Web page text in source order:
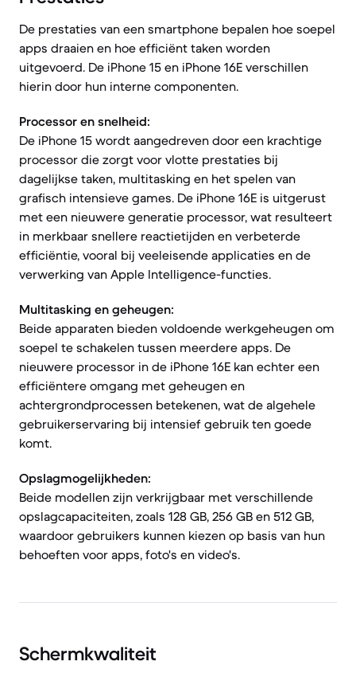
De prestaties van een smartphone bepalen hoe soepel
apps draaien en hoe efficiënt taken worden
uitgevoerd. De iPhone 15 en iPhone 16E verschillen
hierin door hun interne componenten.
Processor en snelheid:
De iPhone 15 wordt aangedreven door een krachtige
processor die zorgt voor vlotte prestaties bij
dagelijkse taken, multitasking en het spelen van
grafisch intensieve games. De iPhone 16E is uitgerust
met een nieuwere generatie processor, wat resulteert
in merkbaar snellere reactietijden en verbeterde
efficiëntie, vooral bij veeleisende applicaties en de
verwerking van Apple Intelligence-functies.
Multitasking en geheugen:
Beide apparaten bieden voldoende werkgeheugen om
soepel te schakelen tussen meerdere apps. De
nieuwere processor in de iPhone 16E kan echter een
efficiëntere omgang met geheugen en
achtergrondprocessen betekenen, wat de algehele
gebruikerservaring bij intensief gebruik ten goede
komt.
Opslagmogelijkheden:
Beide modellen zijn verkrijgbaar met verschillende
opslagcapaciteiten, zoals 128 GB, 256 GB en 512 GB,
waardoor gebruikers kunnen kiezen op basis van hun
behoeften voor apps, foto's en video's.
Schermkwaliteit